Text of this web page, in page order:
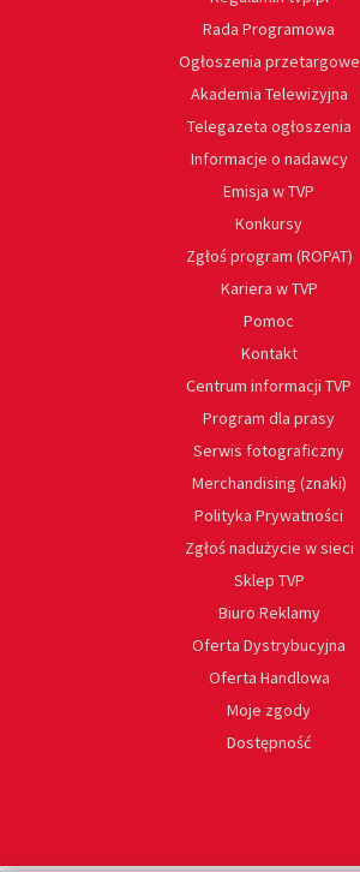
Rada Programowa
Ogłoszenia przetargowe
Akademia Telewizyjna
Telegazeta ogłoszenia
Informacje o nadawcy
Emisja w TVP
Konkursy
Zgłoś program (ROPAT)
Kariera w TVP
Pomoc
Kontakt
Centrum informacji TVP
Program dla prasy
Serwis fotograficzny
Merchandising (znaki)
Polityka Prywatności
Zgłoś nadużycie w sieci
Sklep TVP
Biuro Reklamy
Oferta Dystrybucyjna
Oferta Handlowa
Moje zgody
Dostępność